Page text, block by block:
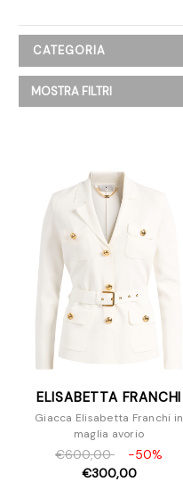
CATEGORIA
Donna
Camicie
Cappotti
Felpe
Giacche
Gonne
Maglieria
Pantaloni e Jeans
Pellicce
Piumini
Top e T-Shirt
Scarpe
Borse
Accessori
MOSTRA FILTRI
ELISABETTA FRANCHI
Giacca Elisabetta Franchi in
maglia avorio
€600,00
-50%
€300,00